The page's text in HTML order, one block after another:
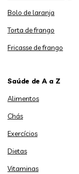
Bolo de laranja
Torta de frango
Fricasse de frango
Saúde de A a Z
Alimentos
Chás
Exercícios
Dietas
Vitaminas